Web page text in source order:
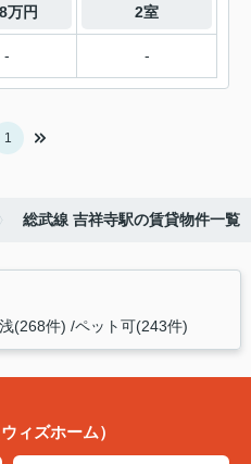
万円 2室
- -
1
総武線 吉祥寺駅の賃貸物件一覧
(268件) ペット可(243件)
ィズホーム）